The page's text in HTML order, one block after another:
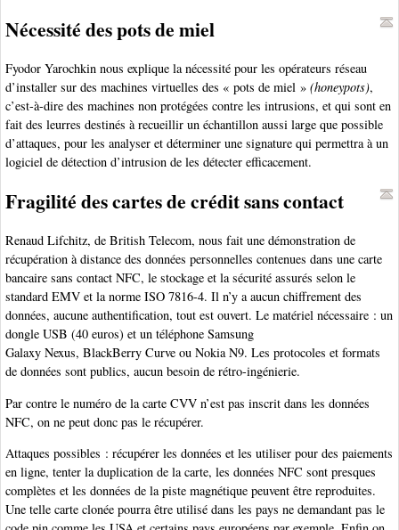
Nécessité des pots de miel
Fyodor Yarochkin nous explique la nécessité pour les opérateurs réseau
d’installer sur des machines virtuelles des « pots de miel » (honeypots),
c’est-à-dire des machines non protégées contre les intrusions, et qui sont en
fait des leurres destinés à recueillir un échantillon aussi large que possible
d’attaques, pour les analyser et déterminer une signature qui permettra à un
logiciel de détection d’intrusion de les détecter efficacement.
Fragilité des cartes de crédit sans contact
Renaud Lifchitz, de British Telecom, nous fait une démonstration de
récupération à distance des données personnelles contenues dans une carte
bancaire sans contact NFC, le stockage et la sécurité assurés selon le
standard EMV et la norme ISO 7816-4. Il n’y a aucun chiffrement des
données, aucune authentification, tout est ouvert. Le matériel nécessaire : un
dongle USB (40 euros) et un téléphone Samsung
Galaxy Nexus, BlackBerry Curve ou Nokia N9. Les protocoles et formats
de données sont publics, aucun besoin de rétro-ingénierie.
Par contre le numéro de la carte CVV n’est pas inscrit dans les données
NFC, on ne peut donc pas le récupérer.
Attaques possibles : récupérer les données et les utiliser pour des paiements
en ligne, tenter la duplication de la carte, les données NFC sont presques
complètes et les données de la piste magnétique peuvent être reproduites.
Une telle carte clonée pourra être utilisé dans les pays ne demandant pas le